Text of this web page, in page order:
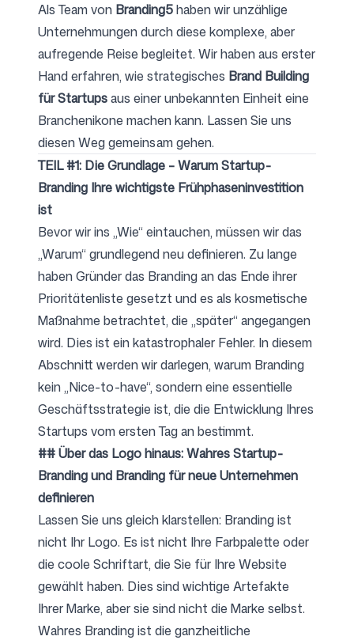
Als Team von Branding5haben wir unzählige
Unternehmungen durch diese komplexe, aber
aufregende Reise begleitet. Wir haben aus erster
Hand erfahren, wie strategisches Brand Building
für Startupsaus einer unbekannten Einheit eine
Branchenikone machen kann. Lassen Sie uns
diesen Weg gemeinsam gehen.
TEIL #1: Die Grundlage – Warum Startup-
Branding Ihre wichtigste Frühphaseninvestition
ist
Bevor wir ins „Wie“ eintauchen, müssen wir das
„Warum“ grundlegend neu definieren. Zu lange
haben Gründer das Branding an das Ende ihrer
Prioritätenliste gesetzt und es als kosmetische
Maßnahme betrachtet, die „später“ angegangen
wird. Dies ist ein katastrophaler Fehler. In diesem
Abschnitt werden wir darlegen, warum Branding
kein „Nice-to-have“, sondern eine essentielle
Geschäftsstrategie ist, die die Entwicklung Ihres
Startups vom ersten Tag an bestimmt.
## Über das Logo hinaus: Wahres Startup-
Branding und Branding für neue Unternehmen
definieren
Lassen Sie uns gleich klarstellen: Branding ist
nicht Ihr Logo. Es ist nicht Ihre Farbpalette oder
die coole Schriftart, die Sie für Ihre Website
gewählt haben. Dies sind wichtige Artefakte
Ihrer Marke, aber sie sind nicht die Marke selbst.
Wahres Branding ist die ganzheitliche